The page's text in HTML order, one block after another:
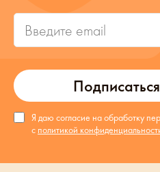
Подписаться
Я даю согласие на обработку
с политикой